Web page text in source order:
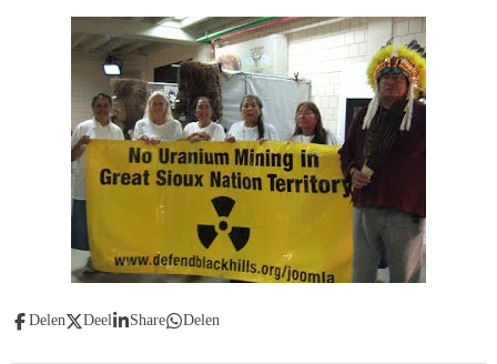
Delen Deel Share Delen